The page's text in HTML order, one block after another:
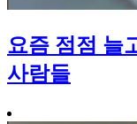
요즘 점점 늘
사람들